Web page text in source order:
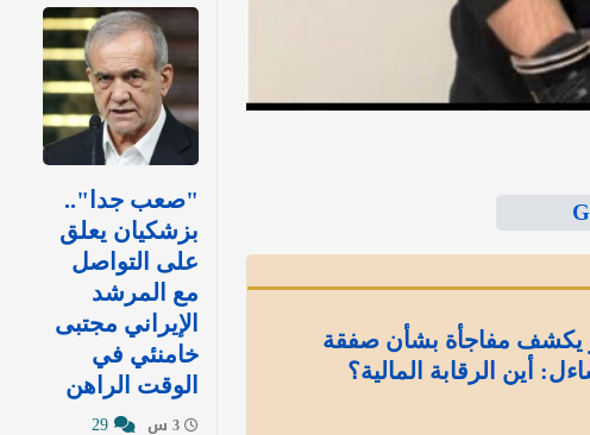
بابكير يكشف مفاجأة بشأن صفقة
أين الرقابة المالية؟
"صعب جدا"..
بزشكيان يعلق
على التواصل
مع المرشد
الإيراني مجتبى
خامنئي في
الوقت الراهن